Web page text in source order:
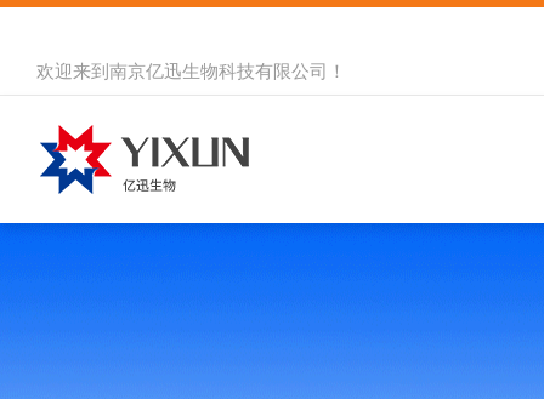
欢迎来到 南京亿迅生物科技有限公司 ！